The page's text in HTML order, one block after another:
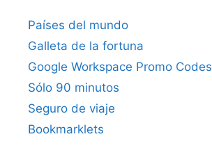
Países del mundo
Galleta de la fortuna
Google Workspace Promo Codes
Sólo 90 minutos
Seguro de viaje
Bookmarklets